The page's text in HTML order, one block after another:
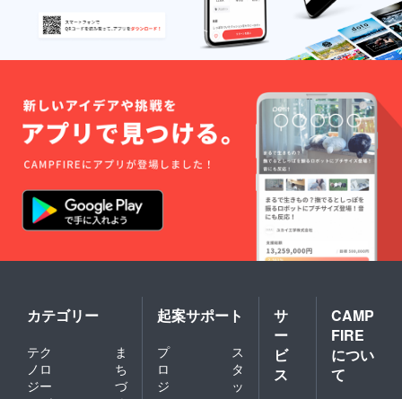
カテゴリー
テク
ノロ
ジー
ま
ち
づ
起案サポート
プ
ロ
ジ
ス
タ
ッ
サ
ー
ビ
ス
CAMP
FIRE
につい
て